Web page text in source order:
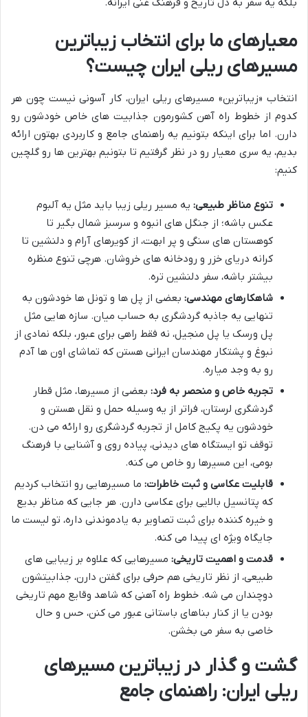
بلکه یه سفر به دل تاریخ و فرهنگ غنی ایرانه.
معیارهای ما برای انتخابزیباترین
مسیرهای ریلی ایران چیست؟
انتخاب «زیباترین» مسیرهای ریلی ایران، کار آسونی نیست چون هر
کدوم از خطوط راه آهن کشورمون جذابیت های خاص خودشون رو
دارن. اما برای اینکه بتونیم یه راهنمای جامع و کاربردی بهتون ارائه
بدیم، یه سری معیار رو در نظر گرفتیم تا بتونیم بهترین ها رو گلچین
کنیم:
تنوع مناظر طبیعی: یه مسیر ریلی زیبا باید مثل یه آلبوم
عکس باشه؛ از جنگل های انبوه و سرسبز شمال بگیر تا
کوهستان های سنگی و پر ابهت، از کویرهای آرام و دلنشین تا
کرانه دریای خزر و رودخانه های خروشان. هرچی تنوع منظره
بیشتر باشه، سفر دلنشین تره.
شاهکارهای مهندسی: بعضی از پل ها و تونل ها خودشون به
تنهایی یه جاذبه گردشگری به حساب میان. سازه هایی مثل
پل ورسک یا پل منجیل، نه فقط راهی برای عبور، بلکه نمادی از
نبوغ و پشتکار مهندسان ایرانی هستن که تماشای اون ها آدم
رو به وجد میاره.
تجربه خاص و منحصر به فرد: بعضی از مسیرها، مثل قطار
گردشگری لرستان، فراتر از یه وسیله حمل و نقل هستن و
خودشون یه پکیج کامل از تجربه گردشگری رو ارائه می دن.
توقف تو ایستگاه های دیدنی، پیاده روی و آشنایی با فرهنگ
بومی، این مسیرها رو خاص می کنه.
قابلیت عکاسی و ثبت خاطرات: ما مسیرهایی رو انتخاب کردیم
که پتانسیل بالایی برای عکاسی دارن. هر جایی که مناظر بدیع
و خیره کننده برای ثبت تصاویر به یادموندنی داره، تو لیست ما
جایگاه ویژه ای پیدا می کنه.
قدمت و اهمیت تاریخی: مسیرهایی که علاوه بر زیبایی های
طبیعی، از نظر تاریخی هم حرفی برای گفتن دارن، جذابیتشون
دوچندان می شه. خطوط راه آهنی که شاهد وقایع مهم تاریخی
بودن یا از کنار بناهای باستانی عبور می کنن، حس و حال
خاصی به سفر می بخشن.
گشت و گذار در زیباترین مسیرهای
ریلی ایران: راهنمای جامع